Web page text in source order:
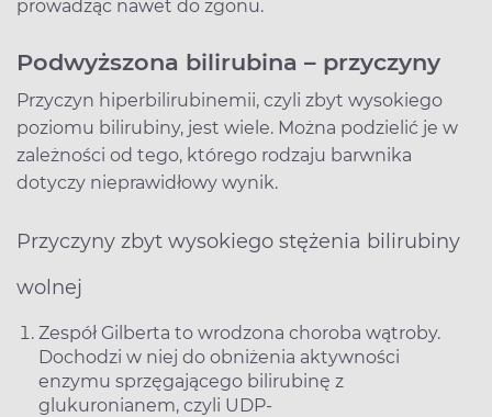
prowadząc nawet do zgonu.
Podwyższona bilirubina – przyczyny
Przyczyn hiperbilirubinemii, czyli zbyt wysokiego
poziomu bilirubiny, jest wiele. Można podzielić je w
zależności od tego, którego rodzaju barwnika
dotyczy nieprawidłowy wynik.
Przyczyny zbyt wysokiego stężenia bilirubiny
wolnej
Zespół Gilberta to wrodzona choroba wątroby.
Dochodzi w niej do obniżenia aktywności
enzymu sprzęgającego bilirubinę z
glukuronianem, czyli UDP-